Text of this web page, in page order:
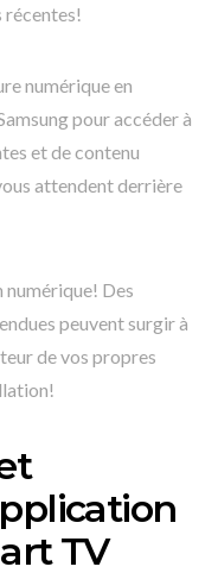
récentes!
numérique en
pour accéder à
et de contenu
attendent derrière
numérique! Des
peuvent surgir à
de vos propres
TV